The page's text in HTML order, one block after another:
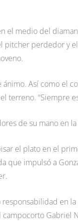
el medio del
pitcher perdedor y
Así como el
terreno. “Siempre
de su mano en
el plato en el
que impulsó a
en
Gabriel